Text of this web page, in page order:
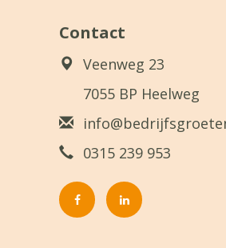
Contact
Veenweg 23
7055 BP Heelweg
0315 239 953